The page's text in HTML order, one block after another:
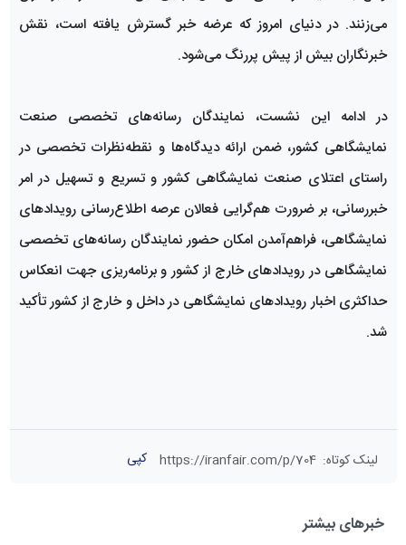
می‌زنند. در دنیای امروز که عرضه خبر گسترش یافته است، نقش
خبرنگاران بیش از پیش پررنگ می‌شود.
در ادامه این نشست، نمایندگان رسانه‌های تخصصی صنعت
نمایشگاهی کشور، ضمن ارائه دیدگاه‌ها و نقطه‌نظرات تخصصی در
راستای اعتلای صنعت نمایشگاهی کشور و تسریع و تسهیل در امر
خبررسانی، بر ضرورت هم‌گرایی فعالان عرصه اطلاع‌رسانی رویدادهای
نمایشگاهی، فراهم‌آمدن امکان حضور نمایندگان رسانه‌های تخصصی
نمایشگاهی در رویدادهای خارج از کشور و برنامه‌ریزی جهت انعکاس
حداکثری اخبار رویدادهای نمایشگاهی در داخل و خارج از کشور تأکید
شد.
لینک کوتاه:
https://iranfair.com/p/704 کپی
خبرهای بیشتر